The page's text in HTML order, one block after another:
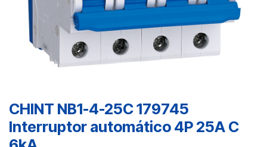
CHINT NB1-4-25C 179745
Interruptor automático 4P 25A C